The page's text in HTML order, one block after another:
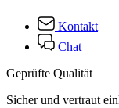
Kontakt
Chat
Geprüfte Qualität
Sicher und vertraut